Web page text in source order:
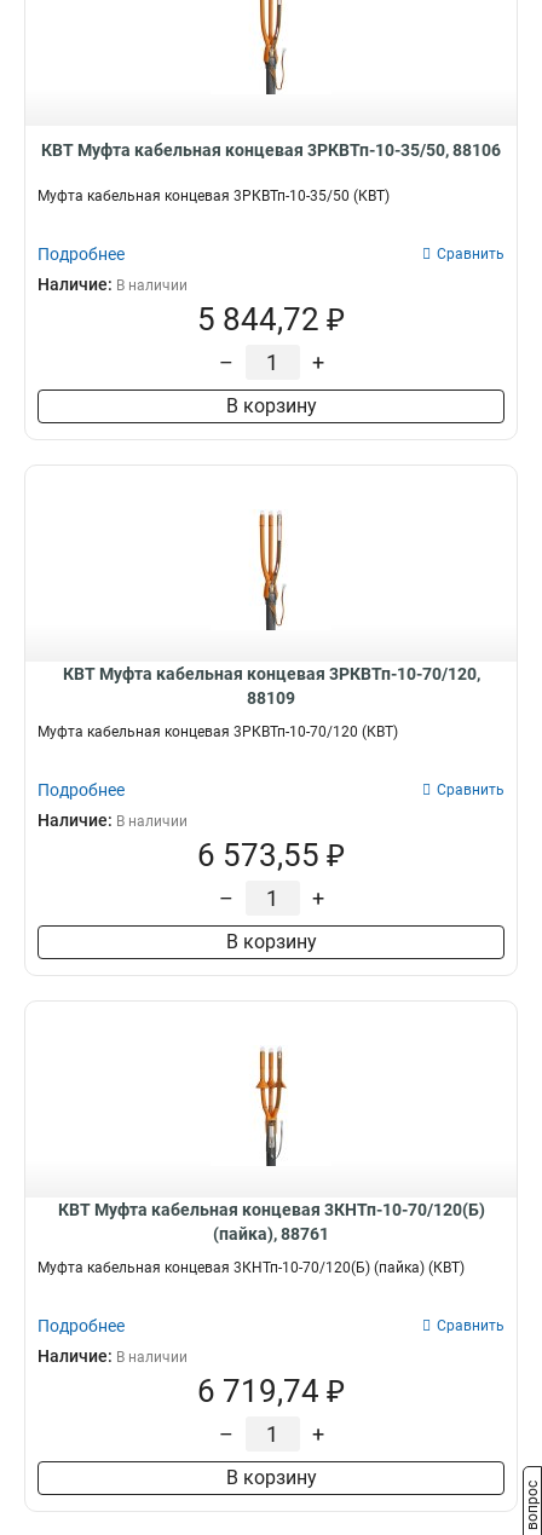
КВТ Муфта кабельная концевая 3РКВТп-10-35/50, 88106
Муфта кабельная концевая 3РКВТп-10-35/50 (КВТ)
Подробнее Сравнить
Наличие: В наличии
5 844,72 ₽
– +
В корзину
КВТ Муфта кабельная концевая 3РКВТп-10-70/120,
88109
Муфта кабельная концевая 3РКВТп-10-70/120 (КВТ)
Подробнее Сравнить
Наличие: В наличии
6 573,55 ₽
– +
В корзину
КВТ Муфта кабельная концевая 3КНТп-10-70/120(Б)
(пайка), 88761
Муфта кабельная концевая 3КНТп-10-70/120(Б) (пайка) (КВТ)
Подробнее Сравнить
Наличие: В наличии
6 719,74 ₽
– +
В корзину